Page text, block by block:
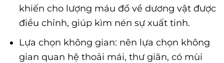
khiến cho lượng máu đổ về dương vật được
điều chỉnh, giúp kìm nén sự xuất tinh.
Lựa chọn không gian: nên lựa chọn không
gian quan hệ thoải mái, thư giãn, có mùi